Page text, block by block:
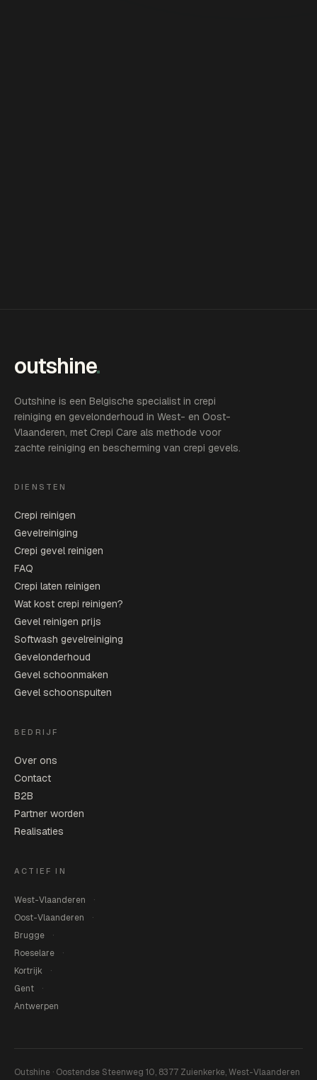
outshine.
Outshine is een Belgische specialist in crepi
reiniging en gevelonderhoud in West- en Oost-
Vlaanderen, met Crepi Care als methode voor
zachte reiniging en bescherming van crepi gevels.
DIENSTEN
Crepi reinigen
Gevelreiniging
Crepi gevel reinigen
FAQ
Crepi laten reinigen
Wat kost crepi reinigen?
Gevel reinigen prijs
Softwash gevelreiniging
Gevelonderhoud
Gevel schoonmaken
Gevel schoonspuiten
BEDRIJF
Over ons
Contact
B2B
Partner worden
Realisaties
ACTIEF IN
West-Vlaanderen
Oost-Vlaanderen
Brugge
Roeselare
Kortrijk
Gent
Antwerpen
Outshine · Oostendse Steenweg 10, 8377 Zuienkerke, West-Vlaanderen